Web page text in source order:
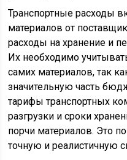
Транспортные расходы
материалов от
расходы на хранение и
Их необходимо
самих материалов, так
значительную часть
тарифы транспортных
разгрузки и сроки
порчи материалов. Это
точную и реалистичную